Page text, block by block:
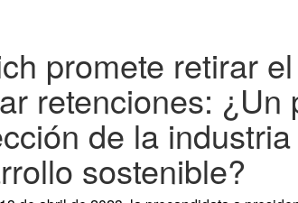
promete retirar
retenciones: ¿Un
de la
sostenible?